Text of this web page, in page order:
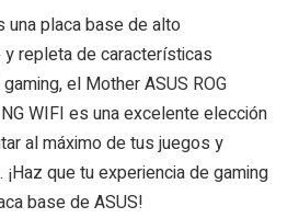
una placa base de alto
repleta de características
el Mother ASUS ROG
WIFI es una excelente elección
al máximo de tus juegos y
que tu experiencia de gaming
base de ASUS!